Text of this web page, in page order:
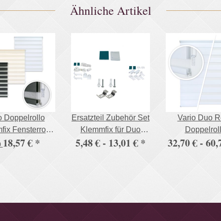
BettlakenÄhnliche Artikel
Doppelrollo
Fensterrollo
Bohren mit
18,57 € *
Ersatzteil Zubehör Set
Klemmfix für Duo
Doppelrollo und
5,48 € - 13,01 € *
Vario Duo
32,70 € -